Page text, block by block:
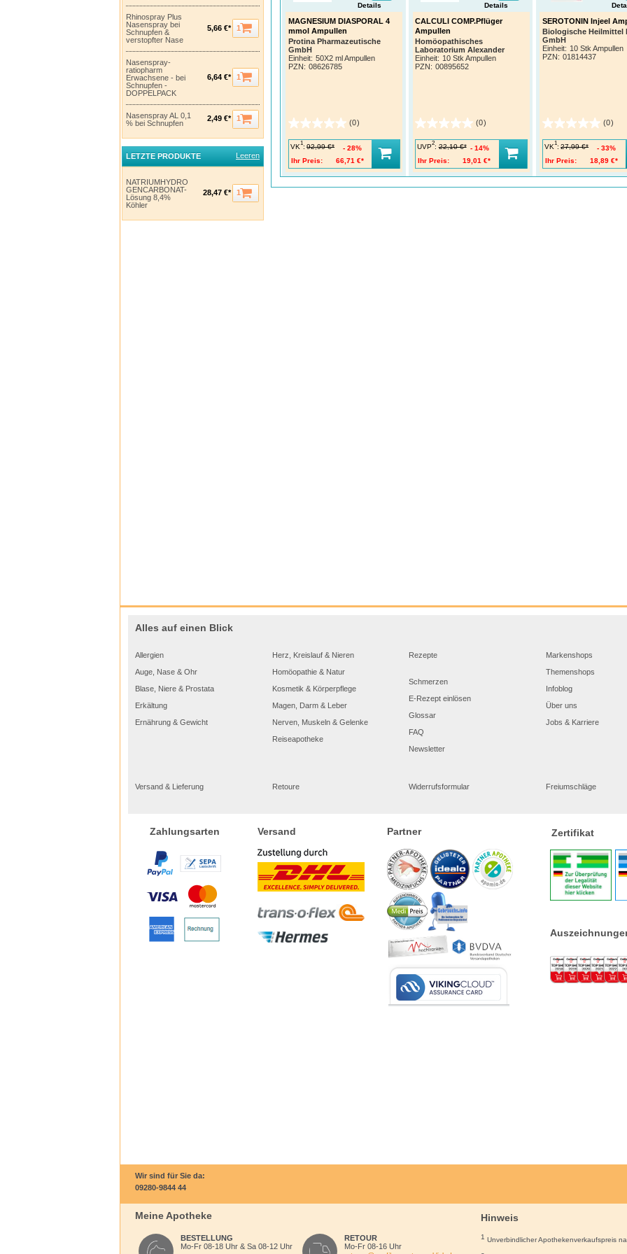
MAGNESIUM DIASPORAL 4
mmol Ampullen
Protina Pharmazeutische
GmbH
Einheit: 50X2 ml Ampullen
PZN: 08626785
Details
(0)
VK
1
: 92,99 €*
Ihr Preis:
66,71 €*
28%
CALCULI COMP.Pflüger
Ampullen
Homöopathisches
Laboratorium Alexander
Pflüger GmbH & Co. KG
Einheit: 10 Stk Ampullen
PZN : 00895652
Details
(0)
UVP
2
: 22,10 €*
Ihr Preis:
19,01 €*
14%
SEROTONIN Injeel
Biologische Heilmittel
GmbH
Einheit: 10 Stk Ampullen
PZN: 01814437
(0)
VK
1
: 27,99 €*
Ihr Preis:
18,89 €*
33%
Rhinospray Plus
Nasenspray bei
Schnupfen &
verstopfter Nase
5,66 €* 1
Nasenspray-
ratiopharm
Erwachsene - bei
Schnupfen -
DOPPELPACK
6,64 €* 1
Nasenspray AL 0,1
% bei Schnupfen
2,49 €* 1
LETZTE PRODUKTE Leeren
NATRIUMHYDRO
GENCARBONAT-
Lösung 8,4%
Köhler
28,47 €* 1
Alles auf einen Blick
Allergien
Auge, Nase & Ohr
Blase, Niere & Prostata
Erkältung
Ernährung & Gewicht
Herz, Kreislauf & Nieren
Homöopathie & Natur
Kosmetik & Körperpflege
Magen, Darm & Leber
Nerven, Muskeln & Gelenke
Reiseapotheke
Rezepte
Schmerzen
E-Rezept einlösen
Glossar
FAQ
Newsletter
Markenshops
Themenshops
Infoblog
Über uns
Jobs & Karriere
Versand & Lieferung Retoure Widerrufsformular Freiumschläge
Zahlungsarten Versand Partner Zertifikat
Wir sind für Sie da:
09280-9844 44
Meine Apotheke
BESTELLUNG
Mo-Fr 08-18 Uhr & Sa 08-12 Uhr
RETOUR
Mo-Fr 08-16 Uhr
Hinweis
1 Unverbindlicher Apothekenverkaufspreis